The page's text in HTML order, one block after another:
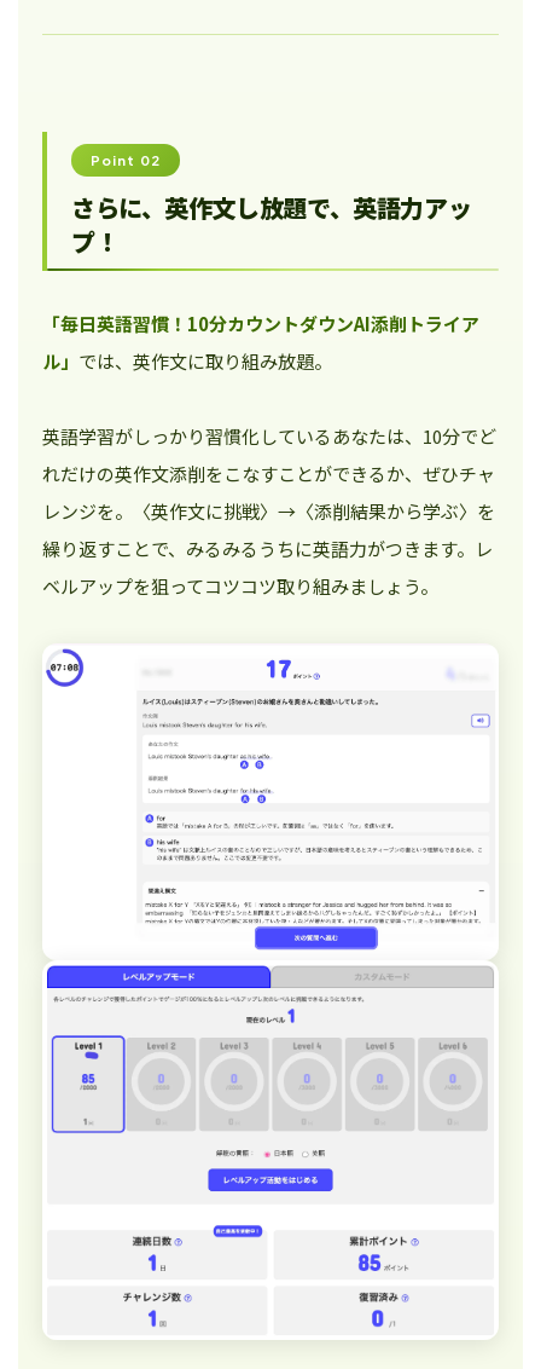
Point 02
さらに、英作文し放題で、英語力アッ
プ！
「毎日英語習慣！10分カウントダウンAI添削トライア
ル」 では、英作文に取り組み放題。
英語学習がしっかり習慣化しているあなたは、10分でど
れだけの英作文添削をこなすことができるか、ぜひチャ
レンジを。〈英作文に挑戦〉→〈添削結果から学ぶ〉を
繰り返すことで、みるみるうちに英語力がつきます。レ
ベルアップを狙ってコツコツ取り組みましょう。